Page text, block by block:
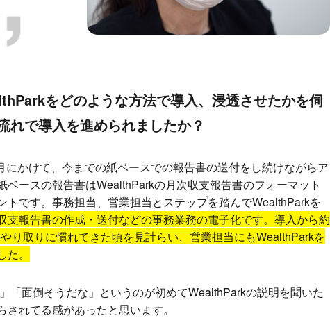
をどのような方法で導入、浸透させたかを伺
れで導入を進められましたか？
かけて、今までの紙ベースでの報告書の送付をし続けながらア
ースの報告書はWealthParkの月次収支報告書のフォーマット
です。事務担当、営業担当とステップを踏んでWealthParkを
支報告書の作成・送付などの事務業務の電子化です。導入から約
り取りに慣れてきた頃を見計らい、営業担当にもWealthParkを
。
「面倒そうだな」というのが初めてWealthParkの説明を聞いた
れてる感があったと思います。